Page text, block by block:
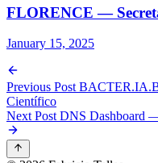
FLORENCE —
January 15, 2025
Previous Post
Científico
Next Post DNS Dashboard